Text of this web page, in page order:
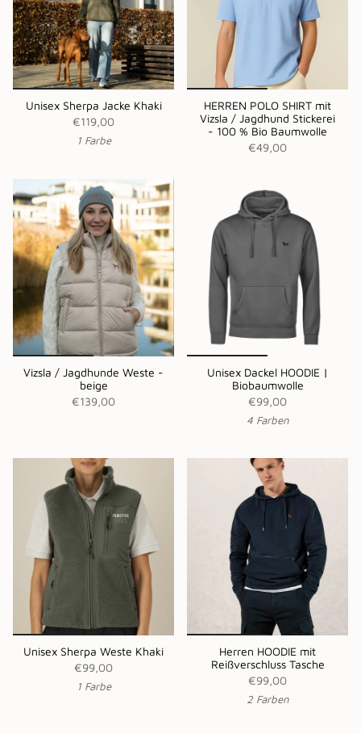
Unisex Sherpa Jacke Khaki
€119,00
1 Farbe
HERREN POLO SHIRT mit
Vizsla / Jagdhund Stickerei
- 100 % Bio Baumwolle
€49,00
Vizsla / Jagdhunde Weste -
beige
€139,00
Unisex Dackel HOODIE |
Biobaumwolle
€99,00
4 Farben
Unisex Sherpa Weste Khaki
€99,00
1 Farbe
Herren HOODIE mit
Reißverschluss Tasche
€99,00
2 Farben